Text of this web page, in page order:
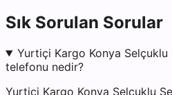
Sık Sorulan Sorular
Yurtiçi Kargo Konya
telefonu nedir?
Yurtiçi Kargo Konya Selçuklu